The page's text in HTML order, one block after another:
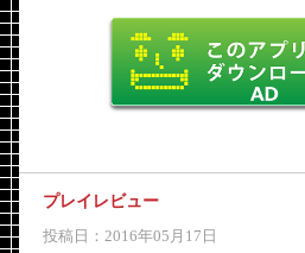
プレイレビュー
投稿日：2016年05月17日